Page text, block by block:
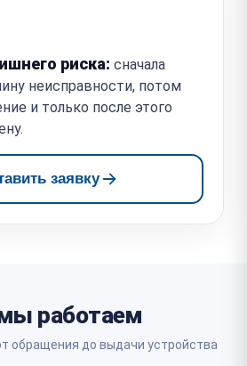
риска: сначала
неисправности, потом
и только после этого
заявку
работаем
обращения до выдачи устройства